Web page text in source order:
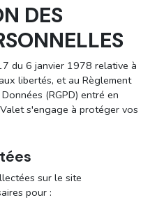
DES
du 6 janvier 1978 relative à
libertés, et au Règlement
(RGPD) entré en
s'engage à protéger vos
sur le site
pour :